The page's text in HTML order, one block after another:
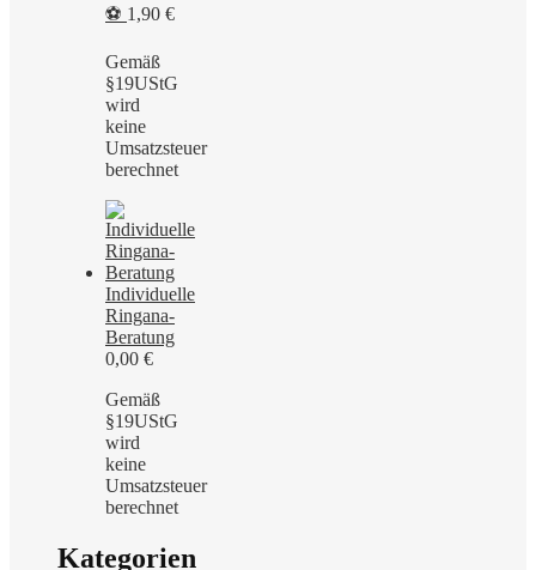
⚽ 1,90 €
Gemäß
§19UStG
wird
keine
Umsatzsteuer
berechnet
Individuelle
Ringana-
Beratung
0,00 €
Gemäß
§19UStG
wird
keine
Umsatzsteuer
berechnet
Kategorien